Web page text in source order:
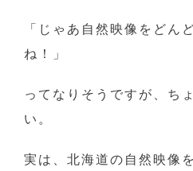
「じゃあ自然映像をどん
ね！」
ってなりそうですが、ち
い。
実は、北海道の自然映像